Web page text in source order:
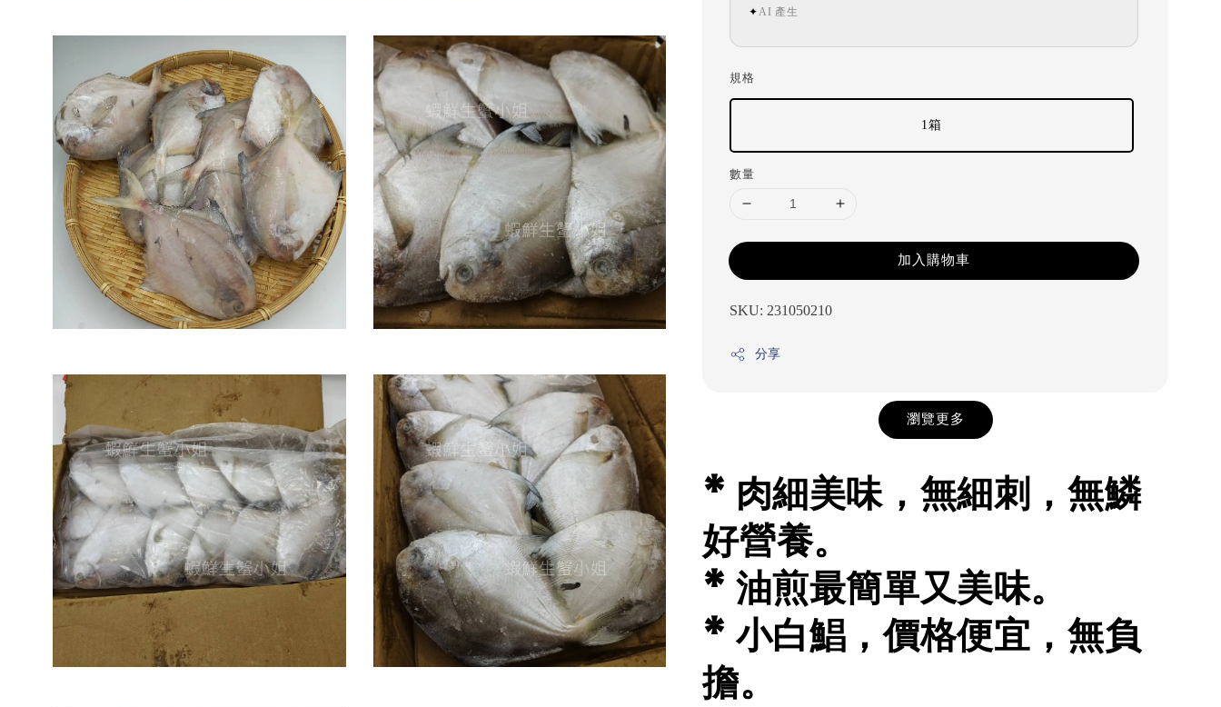
✦ AI 產生
規格
1箱
數量
加入購物車
SKU: 231050210
分享
瀏覽更多
* 肉細美味，無細刺，無鱗
好營養。
* 油煎最簡單又美味。
* 小白鯧，價格便宜，無負
擔。